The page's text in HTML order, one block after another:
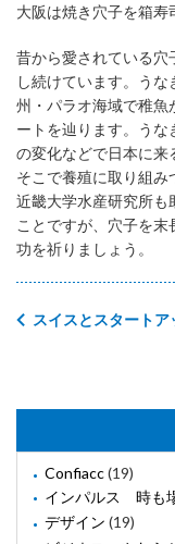
大阪は焼き穴子を箱寿
昔から愛されている穴
し続けています。う
州・パラオ海域で稚魚
ートを辿ります。う
の変化などで日本に来
そこで養殖に取り組
近畿大学水産研究所も
ことですが、穴子を
功を祈りましょう。
スイスとスタートア
Confiacc(19)
インパルス 時も
デザイン (19)